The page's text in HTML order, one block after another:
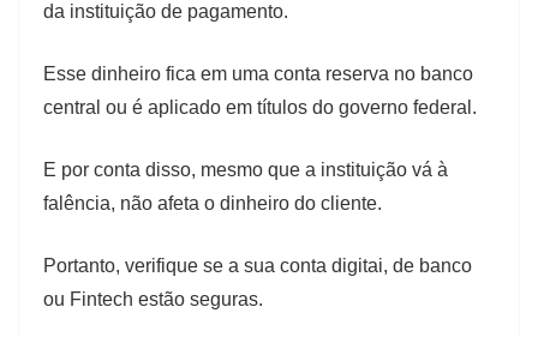
da instituição de pagamento.
Esse dinheiro fica em uma conta reserva no banco
central ou é aplicado em títulos do governo federal.
E por conta disso, mesmo que a instituição vá à
falência, não afeta o dinheiro do cliente.
Portanto, verifique se a sua conta digitai, de banco
ou Fintech estão seguras.